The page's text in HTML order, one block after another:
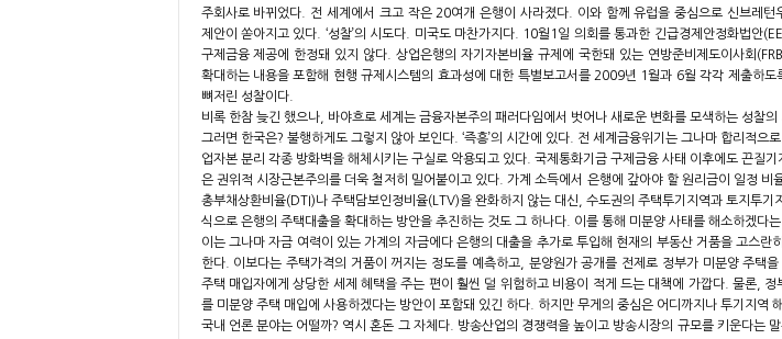
주회사로 바뀌었다. 전 세계에서 크고 작은 20여개 은행이 사라졌다. 이와 함께 유럽을 중심으로 신브레턴
제안이 쏟아지고 있다. ‘성찰’의 시도다. 미국도 마찬가지다. 10월1일 의회를 통과한 긴급경제안정화법안
구제금융 제공에 한정돼 있지 않다. 상업은행의 자기자본비율 규제에 국한돼 있는 연방준비제도이사회
확대하는 내용을 포함해 현행 규제시스템의 효과성에 대한 특별보고서를 2009년 1월과 6월 각각 제출하도
뼈저린 성찰이다.
비록 한참 늦긴 했으나, 바야흐로 세계는 금융자본주의 패러다임에서 벗어나 새로운 변화를 모색하는 성찰의
그러면 한국은? 불행하게도 그렇지 않아 보인다. ‘즉흥’의 시간에 있다. 전 세계금융위기는 그나마 합리적으
업자본 분리 각종 방화벽을 해체시키는 구실로 악용되고 있다. 국제통화기금 구제금융 사태 이후에도 끈질기
은 권위적 시장근본주의를 더욱 철저히 밀어붙이고 있다. 가계 소득에서 은행에 갚아야 할 원리금이 일정 비
총부채상환비율(DTI)나 주택담보인정비율(LTV)을 완화하지 않는 대신, 수도권의 주택투기지역과 토지투기
식으로 은행의 주택대출을 확대하는 방안을 추진하는 것도 그 하나다. 이를 통해 미분양 사태를 해소하겠다는
이는 그나마 자금 여력이 있는 가계의 자금에다 은행의 대출을 추가로 투입해 현재의 부동산 거품을 고스란
한다. 이보다는 주택가격의 거품이 꺼지는 정도를 예측하고, 분양원가 공개를 전제로 정부가 미분양 주택
주택 매입자에게 상당한 세제 혜택을 주는 편이 훨씬 덜 위험하고 비용이 적게 드는 대책에 가깝다. 물론, 정
를 미분양 주택 매입에 사용하겠다는 방안이 포함돼 있긴 하다. 하지만 무게의 중심은 어디까지나 투기지역
국내 언론 분야는 어떨까? 역시 혼돈 그 자체다. 방송산업의 경쟁력을 높이고 방송시장의 규모를 키운다는